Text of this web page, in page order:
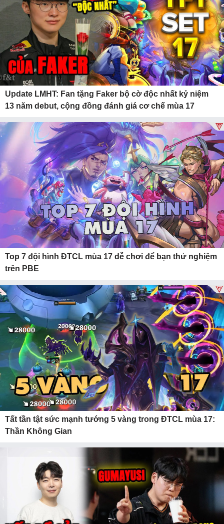
Update LMHT: Fan tặng Faker bộ cờ độc nhất kỷ niệm
13 năm debut, cộng đồng đánh giá cơ chế mùa 17
Top 7 đội hình ĐTCL mùa 17 dễ chơi để bạn thử nghiệm
trên PBE
Tất tần tật sức mạnh tướng 5 vàng trong ĐTCL mùa 17:
Thần Không Gian